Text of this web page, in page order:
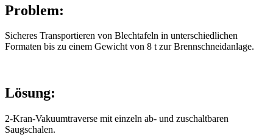
Problem:
Sicheres Transportieren von Blechtafeln in unterschiedlichen
Formaten bis zu einem Gewicht von 8 t zur Brennschneidanlage.
Lösung:
2-Kran-Vakuumtraverse mit einzeln ab- und zuschaltbaren
Saugschalen.